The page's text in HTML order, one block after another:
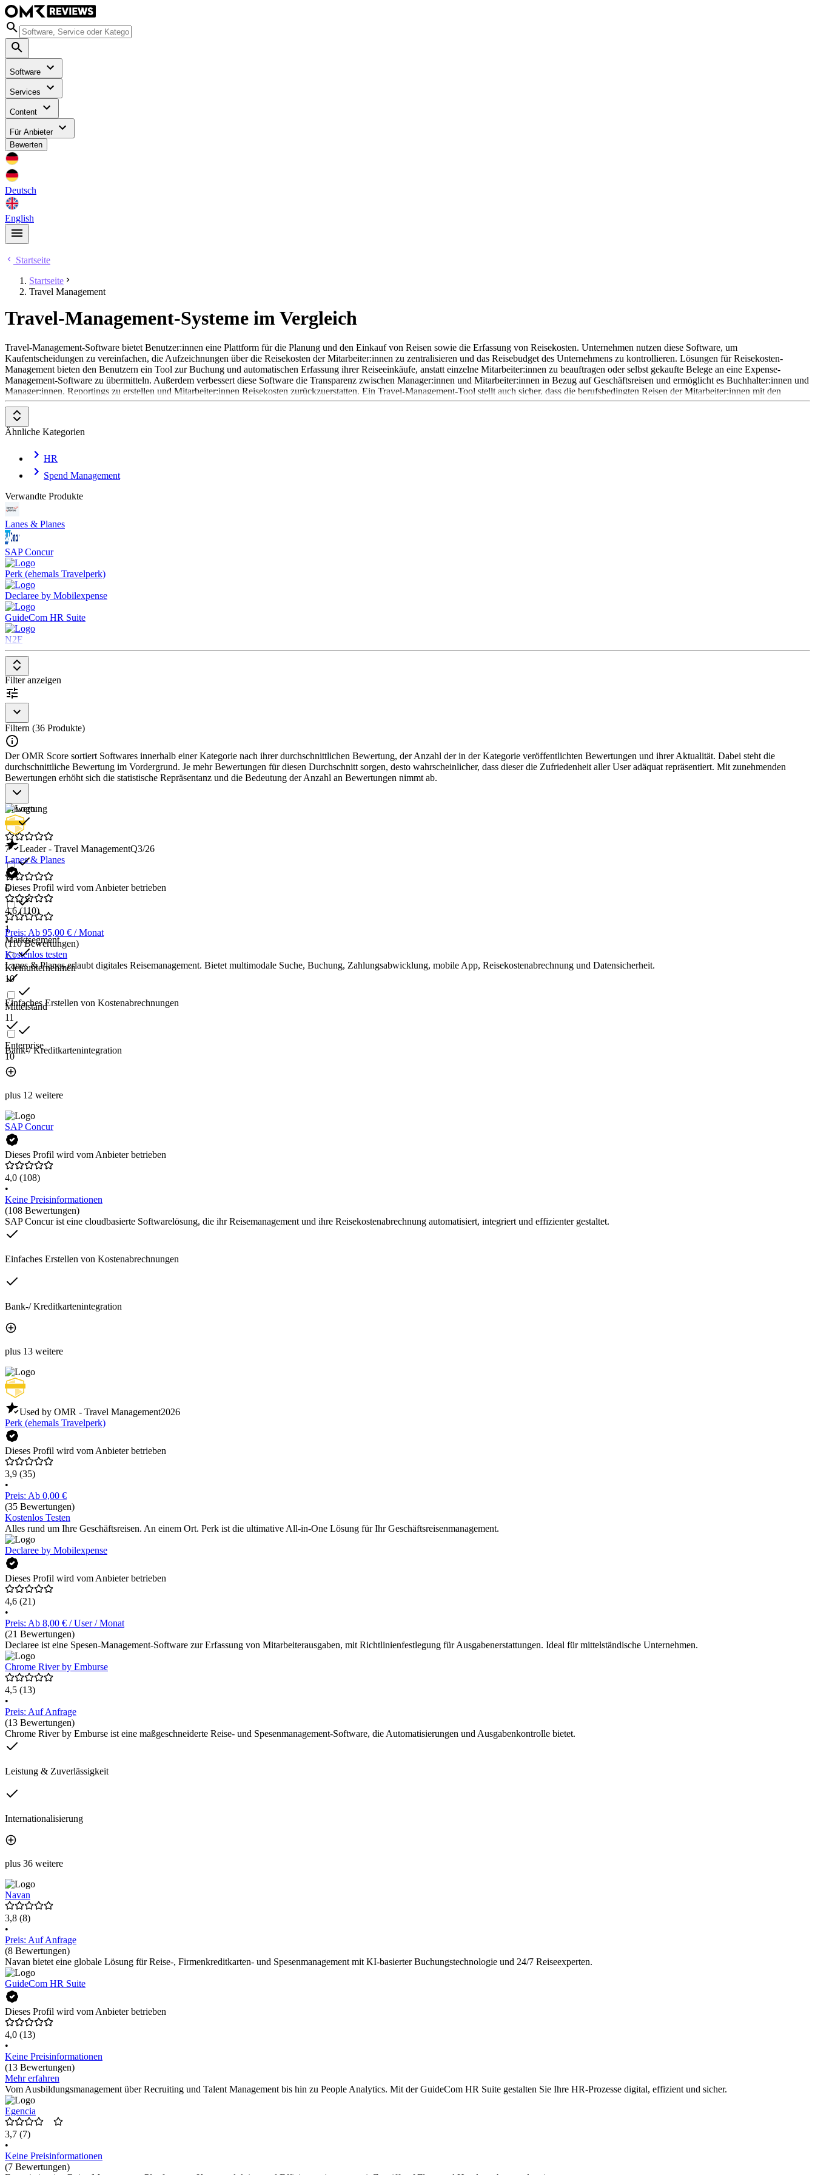
Software
Services
Content
Für Anbieter
Bewerten
Deutsch
English
Startseite
Startseite
Travel Management
Travel-Management-Systeme im Vergleich
Travel-Management-Software bietet Benutzer:innen eine Plattform für die Planung und den Einkauf von Reisen sowie die Erfassung von Reisekosten. Unternehmen nutzen diese Software, um
Kaufentscheidungen zu vereinfachen, die Aufzeichnungen über die Reisekosten der Mitarbeiter:innen zu zentralisieren und das Reisebudget des Unternehmens zu kontrollieren. Lösungen für Reisekosten-
Management bieten den Benutzern ein Tool zur Buchung und automatischen Erfassung ihrer Reiseeinkäufe, anstatt einzelne Mitarbeiter:innen zu beauftragen oder selbst gekaufte Belege an eine Expense-
Management-Software zu übermitteln. Außerdem verbessert diese Software die Transparenz zwischen Manager:innen und Mitarbeiter:innen in Bezug auf Geschäftsreisen und ermöglicht es Buchhalter:innen und
Manager:innen, Reportings zu erstellen und Mitarbeiter:innen Reisekosten zurückzuerstatten. Ein Travel-Management-Tool stellt auch sicher, dass die berufsbedingten Reisen der Mitarbeiter:innen mit den
Unternehmensrichtlinien übereinstimmen.
Die Software-Lösungen in dieser Kategorie sind oft Teil eines Tools mit Funktionen zur Spesenverwaltung und Kilometerzähler oder verfügen selbst über diese Funktionen. Jedoch konzentrieren sich Travel-
Management-Systeme speziell auf die Abrechnung von Reisekosten.
Um sich als Travel-Management-Software zu qualifizieren, muss eine Lösung:
eine Plattform für die Reisebuchung bieten
eine Integration mit Expense-Management-Software bieten oder Spesenmanagementfunktionen bereitstellen
Unternehmensrichtlinien für Geschäftsreisen zur Einhaltung einbeziehen
das Reisebudget des Unternehmens kontrollieren
Ähnliche Kategorien
HR
Spend Management
Verwandte Produkte
Lanes & Planes
SAP Concur
Perk (ehemals Travelperk)
Declaree by Mobilexpense
GuideCom HR Suite
N2F
Filter anzeigen
Filtern (36 Produkte)
Der OMR Score sortiert Softwares innerhalb einer Kategorie nach ihrer durchschnittlichen Bewertung, der Anzahl der in der Kategorie veröffentlichten Bewertungen und ihrer Aktualität. Dabei steht die
durchschnittliche Bewertung im Vordergrund. Je mehr Bewertungen für diesen Durchschnitt sorgen, desto wahrscheinlicher, dass dieser die Zufriedenheit aller User adäquat repräsentiert. Mit zunehmenden
Bewertungen erhöht sich die statistische Repräsentanz und die Bedeutung der Anzahl an Bewertungen nimmt ab.
Bewertung
7
6
1
Marktsegment
Kleinunternehmen
10
Mittelstand
11
Enterprise
10
Leader - Travel ManagementQ3/26
Lanes & Planes
Dieses Profil wird vom Anbieter betrieben
4,6(110)
•
Preis: Ab 95,00 € / Monat
(110 Bewertungen)
Kostenlos testen
Lanes & Planes erlaubt digitales Reisemanagement. Bietet multimodale Suche, Buchung, Zahlungsabwicklung, mobile App, Reisekostenabrechnung und Datensicherheit.
Einfaches Erstellen von Kostenabrechnungen
Bank-/ Kreditkartenintegration
plus 12 weitere
SAP Concur
Dieses Profil wird vom Anbieter betrieben
4,0 (108)
•
Keine Preisinformationen
(108 Bewertungen)
SAP Concur ist eine cloudbasierte Softwarelösung, die ihr Reisemanagement und ihre Reisekostenabrechnung automatisiert, integriert und effizienter gestaltet.
Einfaches Erstellen von Kostenabrechnungen
Bank-/ Kreditkartenintegration
plus 13 weitere
Used by OMR - Travel Management2026
Perk (ehemals Travelperk)
Dieses Profil wird vom Anbieter betrieben
3,9 (35)
•
Preis: Ab 0,00 €
(35 Bewertungen)
Kostenlos Testen
Alles rund um Ihre Geschäftsreisen. An einem Ort. Perk ist die ultimative All-in-One Lösung für Ihr Geschäftsreisenmanagement.
Declaree by Mobilexpense
Dieses Profil wird vom Anbieter betrieben
4,6 (21)
•
Preis: Ab 8,00 € / User / Monat
(21 Bewertungen)
Declaree ist eine Spesen-Management-Software zur Erfassung von Mitarbeiterausgaben, mit Richtlinienfestlegung für Ausgabenerstattungen. Ideal für mittelständische Unternehmen.
Chrome River by Emburse
4,5 (13)
•
Preis: Auf Anfrage
(13 Bewertungen)
Chrome River by Emburse ist eine maßgeschneiderte Reise- und Spesenmanagement-Software, die Automatisierungen und Ausgabenkontrolle bietet.
Leistung & Zuverlässigkeit
Internationalisierung
plus 36 weitere
Navan
3,8 (8)
•
Preis: Auf Anfrage
(8 Bewertungen)
Navan bietet eine globale Lösung für Reise-, Firmenkreditkarten- und Spesenmanagement mit KI-basierter Buchungstechnologie und 24/7 Reiseexperten.
GuideCom HR Suite
Dieses Profil wird vom Anbieter betrieben
4,0 (13)
•
Keine Preisinformationen
(13 Bewertungen)
Mehr erfahren
Vom Ausbildungsmanagement über Recruiting und Talent Management bis hin zu People Analytics. Mit der GuideCom HR Suite gestalten Sie Ihre HR-Prozesse digital, effizient und sicher.
Egencia
3,7 (7)
•
Keine Preisinformationen
(7 Bewertungen)